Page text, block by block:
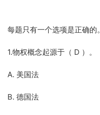
每题只有一个选项是正确的
1.物权概念起源于（ D ）。
A. 美国法
B. 德国法